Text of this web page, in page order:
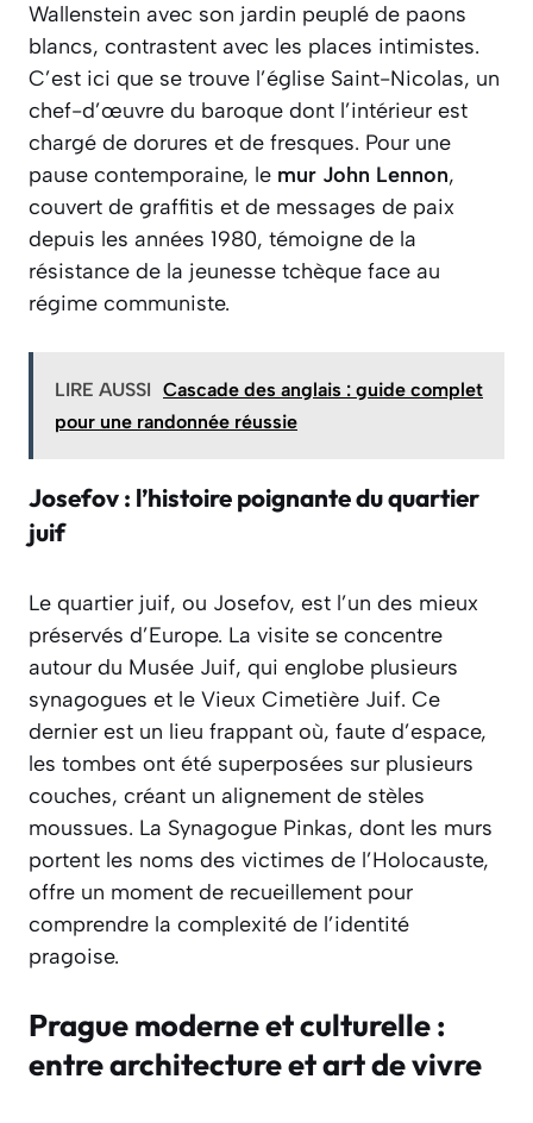
Wallenstein avec son jardin peuplé de paons
blancs, contrastent avec les places intimistes.
C’est ici que se trouve l’église Saint-Nicolas, un
chef-d’œuvre du baroque dont l’intérieur est
chargé de dorures et de fresques. Pour une
pause contemporaine, le mur John Lennon,
couvert de graffitis et de messages de paix
depuis les années 1980, témoigne de la
résistance de la jeunesse tchèque face au
régime communiste.
LIRE AUSSI Cascade des anglais : guide complet
pour une randonnée réussie
Josefov : l’histoire poignante du quartier
juif
Le quartier juif, ou Josefov, est l’un des mieux
préservés d’Europe. La visite se concentre
autour du Musée Juif, qui englobe plusieurs
synagogues et le Vieux Cimetière Juif. Ce
dernier est un lieu frappant où, faute d’espace,
les tombes ont été superposées sur plusieurs
couches, créant un alignement de stèles
moussues. La Synagogue Pinkas, dont les murs
portent les noms des victimes de l’Holocauste,
offre un moment de recueillement pour
comprendre la complexité de l’identité
pragoise.
Prague moderne et culturelle :
entre architecture et art de vivre